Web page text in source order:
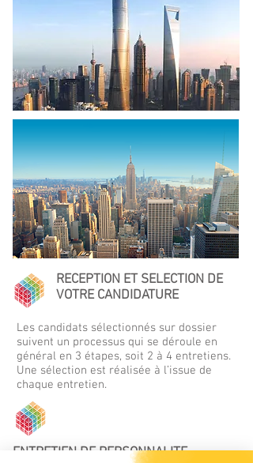
RECEPTION ET SELECTION DE
VOTRE CANDIDATURE
Les candidats sélectionnés sur dossier
suivent un processus qui se déroule en
général en 3 étapes, soit 2 à 4 entretiens.
Une sélection est réalisée à l’issue de
chaque entretien.
ENTRETIEN DE PERSONNALITE